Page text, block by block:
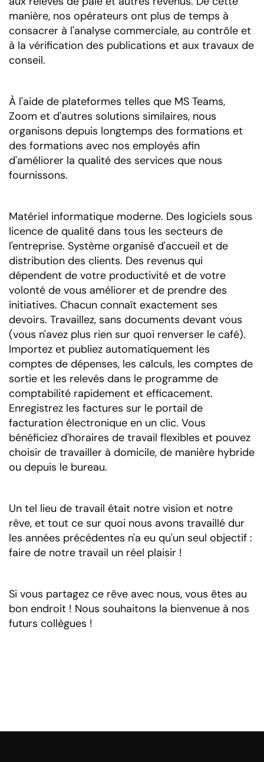
manière, nos opérateurs ont plus de temps à
consacrer à l'analyse commerciale, au contrôle et
à la vérification des publications et aux travaux de
conseil.
À l'aide de plateformes telles que MS Teams,
Zoom et d'autres solutions similaires, nous
organisons depuis longtemps des formations et
des formations avec nos employés afin
d'améliorer la qualité des services que nous
fournissons.
Matériel informatique moderne. Des logiciels sous
licence de qualité dans tous les secteurs de
l'entreprise. Système organisé d'accueil et de
distribution des clients. Des revenus qui
dépendent de votre productivité et de votre
volonté de vous améliorer et de prendre des
initiatives. Chacun connaît exactement ses
devoirs. Travaillez, sans documents devant vous
(vous n'avez plus rien sur quoi renverser le café).
Importez et publiez automatiquement les
comptes de dépenses, les calculs, les comptes de
sortie et les relevés dans le programme de
comptabilité rapidement et efficacement.
Enregistrez les factures sur le portail de
facturation électronique en un clic. Vous
bénéficiez d'horaires de travail flexibles et pouvez
choisir de travailler à domicile, de manière hybride
ou depuis le bureau.
Un tel lieu de travail était notre vision et notre
rêve, et tout ce sur quoi nous avons travaillé dur
les années précédentes n'a eu qu'un seul objectif :
faire de notre travail un réel plaisir !
Si vous partagez ce rêve avec nous, vous êtes au
bon endroit ! Nous souhaitons la bienvenue à nos
futurs collègues !